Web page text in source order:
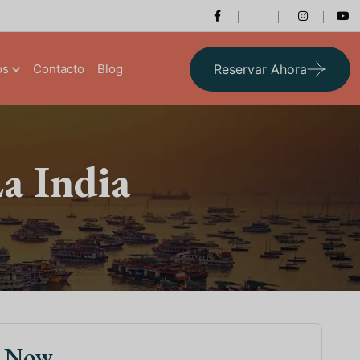
Contacto Blog Reservar Ahora
India